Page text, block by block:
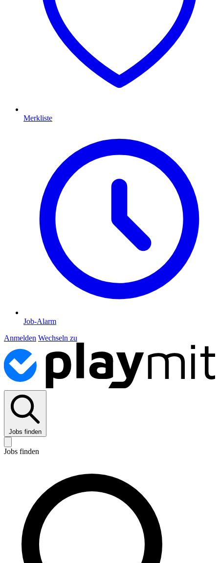
Merkliste
Job-Alarm
Anmelden Wechseln zu
Jobs finden
Jobs finden